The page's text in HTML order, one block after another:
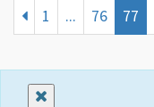
1 ... 76 77